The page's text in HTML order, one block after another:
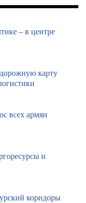
– в центре
карту
всех армян
и
коридоры